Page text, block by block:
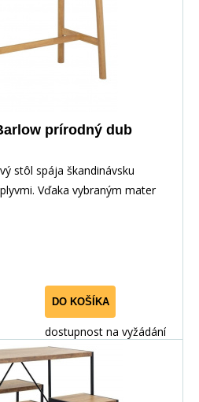
prírodný dub
stôl spája škandinávsku
Vďaka vybraným mater
DO KOŠÍKA
dostupnost na vyžádání